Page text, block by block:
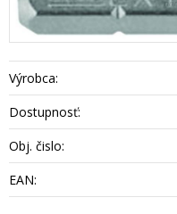
Výrobca:
Dostupnosť:
Obj. čislo:
EAN: